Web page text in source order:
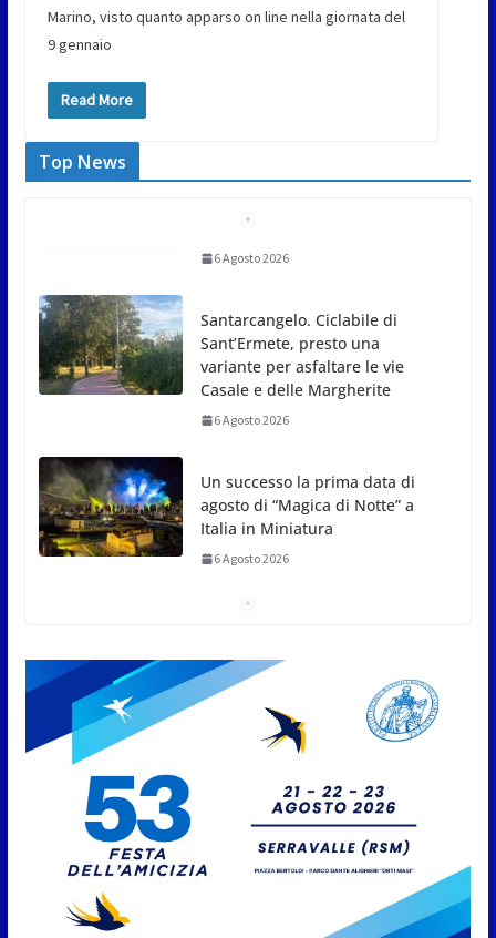
Marino, visto quanto apparso on line nella giornata del
9 gennaio
Read More
Top News
Santarcangelo. Ciclabile di
variante per asfaltare le vie
Casale e delle Margherite
6 Agosto 2026
Un successo la prima data di
Italia in Miniatura
6 Agosto 2026
La sammarinese BKN301
Emergenza acqua a San
Marino: stop a piscine e
irrigazione, multe fino a 2.000
6 Agosto 2026
La tragedia nella miniera di
Marcinelle 70 anni dopo: mai